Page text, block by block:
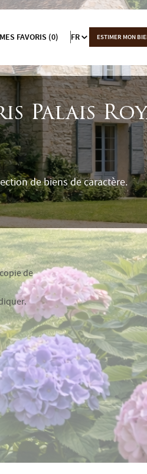
MES FAVORIS (0) FR ESTIMER MON
Palais
de biens de caractère.
de